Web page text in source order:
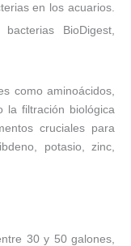
en los acuarios.
BioDigest,
como aminoácidos,
la filtración biológica
cruciales para
potasio, zinc,
30 y 50 galones,